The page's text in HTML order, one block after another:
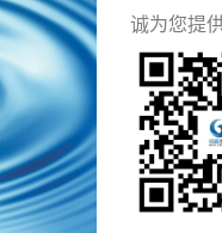
诚为您提